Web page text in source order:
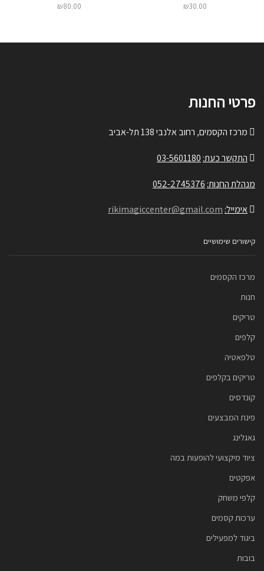
₪30.00
₪80.00
פרטי החנות
מרכז הקסמים, רחוב אלנבי 138 תל-אביב
התקשר כעת: 03-5601180
מנהלת החנות: 052-2745376
אימייל: rikimagiccenter@gmail.com
קישורים שימושיים
מרכז הקסמים
חנות
טריקים
קלפים
טלפאטיה
טריקים בקלפים
קונדסים
פינת המבצעים
גאגלינג
ציוד מיקצועי להופעות במה
אפקטים
קלפי משחק
ערכות קסמים
ביגוד למפעילים
בובות